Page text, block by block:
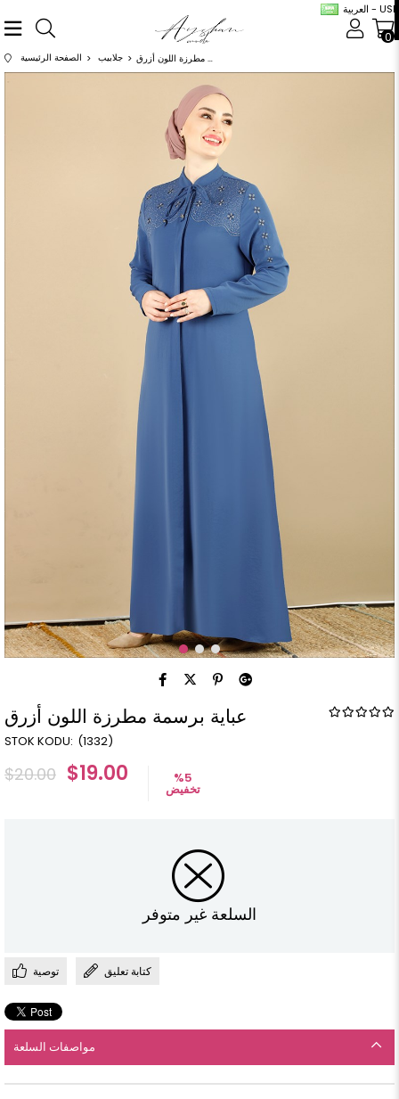
العربية - USD
0
الصفحة الرئيسية جلابيب عباية برسمة مطرزة اللون أزرق
عباية برسمة مطرزة اللون أزرق
(1332)
$20.00 $19.00 %5
تخفيض
السلعة غير متوفر
توصية كتابة تعليق
مواصفات السلعة